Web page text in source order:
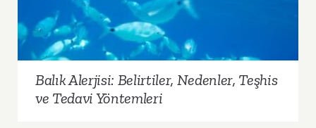
Balık Alerjisi: Belirtiler, Nedenler, Teşhis
ve Tedavi Yöntemleri